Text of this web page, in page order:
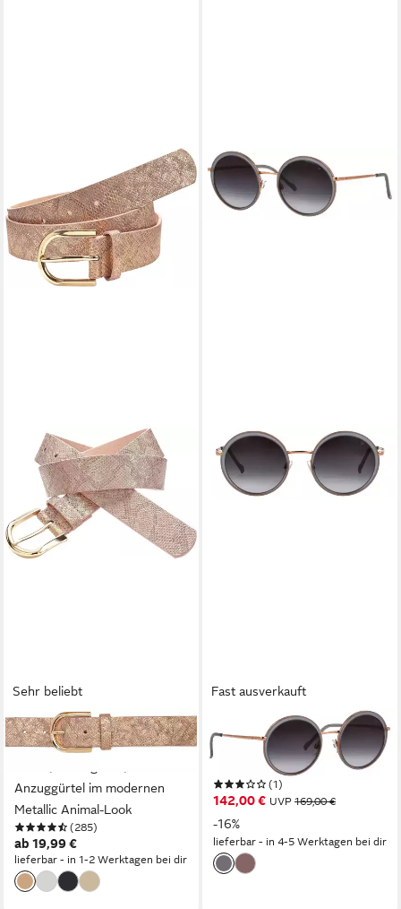
Sehr beliebt
LASCANA
Hüftgürtel Hosengürtel,
Anzuggürtel im modernen
Metallic Animal-Look
(285)
ab 19,99 €
lieferbar - in 1-2 Werktagen bei dir
Fast ausverkauft
TITANFLEX
Sonnenbrille TITANFLEX
Sonnenbrille
(1)
142,00 € UVP 169,00 €
-16%
lieferbar - in 4-5 Werktagen bei dir